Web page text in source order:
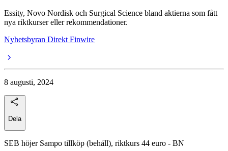
Essity, Novo Nordisk och Surgical Science bland aktierna som fått
nya riktkurser eller rekommendationer.
Nyhetsbyran Direkt Finwire
8 augusti, 2024
Dela
SEB höjer Sampo tillköp (behåll), riktkurs 44 euro - BN